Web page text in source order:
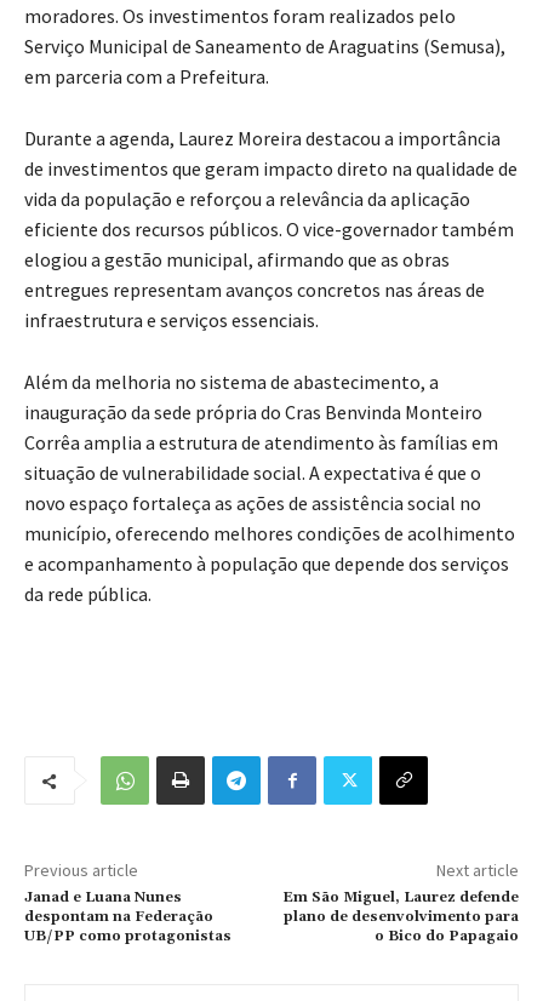
moradores. Os investimentos foram realizados pelo
Serviço Municipal de Saneamento de Araguatins (Semusa),
em parceria com a Prefeitura.
Durante a agenda, Laurez Moreira destacou a importância
de investimentos que geram impacto direto na qualidade de
vida da população e reforçou a relevância da aplicação
eficiente dos recursos públicos. O vice-governador também
elogiou a gestão municipal, afirmando que as obras
entregues representam avanços concretos nas áreas de
infraestrutura e serviços essenciais.
Além da melhoria no sistema de abastecimento, a
inauguração da sede própria do Cras Benvinda Monteiro
Corrêa amplia a estrutura de atendimento às famílias em
situação de vulnerabilidade social. A expectativa é que o
novo espaço fortaleça as ações de assistência social no
município, oferecendo melhores condições de acolhimento
e acompanhamento à população que depende dos serviços
da rede pública.
Previous article
Janad e Luana Nunes
despontam na Federação
UB/PP como protagonistas
Next article
Em São Miguel, Laurez defende
plano de desenvolvimento para
o Bico do Papagaio